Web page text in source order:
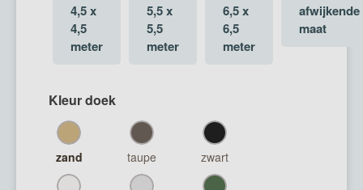
type
maatwerk
4,5 x
4,5
meter
5,5 x
5,5
meter
6,5 x
6,5
meter
afwijkende
maat
Kleur doek
zand taupe zwart